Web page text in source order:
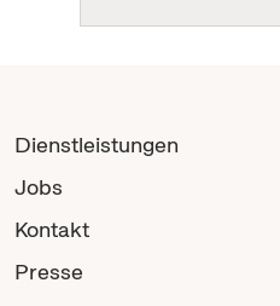
Dienstleistungen
Jobs
Kontakt
Presse